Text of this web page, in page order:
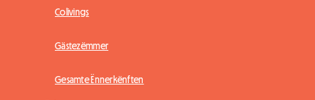
Colivings
Gästezëmmer
Gesamte Ënnerkënften